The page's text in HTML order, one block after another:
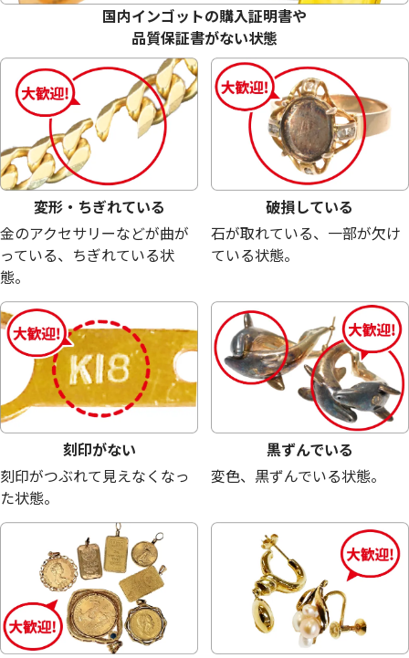
参考買取価格
18金 (K18) メガネ
23.6g
参考買取価格
530,300円
18金 (K18) メガネ
22.7g
参考買取価格
510,100円
国内インゴットの購入証明書や
品質保証書がない状態
変形・ちぎれている
金のアクセサリーなどが曲が
っている、ちぎれている状
態。
破損している
石が取れている、一部が欠け
ている状態。
刻印がない
刻印がつぶれて見えなくなっ
た状態。
黒ずんでいる
変色、黒ずんでいる状態。